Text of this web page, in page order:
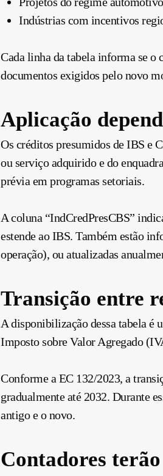
Indústrias com incentivos
Cada linha da tabela informa se
documentos exigidos pelo novo
Aplicação
Os créditos presumidos de IBS e
ou serviço adquirido e do
prévia em programas setoriais.
A coluna “IndCredPresCBS”
estende ao IBS. Também estão
operação), ou atualizadas
Transição entre
A disponibilização dessa tabela é
Imposto sobre Valor Agregado
Conforme a EC 132/2023, a
gradualmente até 2032. Durante
antigo e o novo.
Contadores